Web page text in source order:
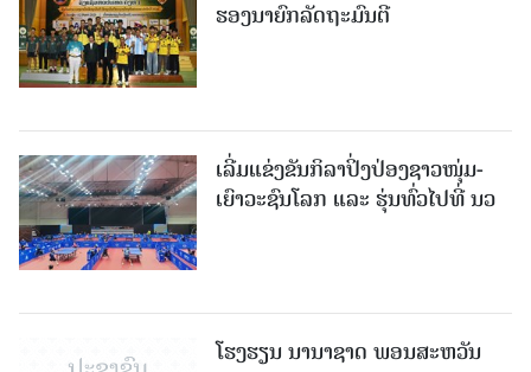
ຮອງນາຍົກລັດຖະມົນຕີ
ເລີ່ມແຂ່ງຂັນກິລາປິ່ງປ່ອງຊາວໜຸ່ມ-
ເຍົາວະຊົນໂລກ ແລະ ຮຸ່ນທົ່ວໄປທີ່ ນວ
ໂຮງຮຽນ ນານາຊາດ ພອນສະຫວັນ